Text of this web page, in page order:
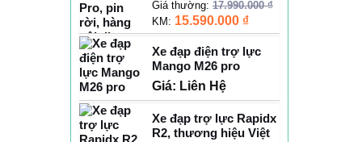
Giá thường: 17.990.000₫
KM: 15.590.000 ₫
Xe đạp điện trợ lực
Mango M26 pro
Giá: Liên Hệ
Xe đạp trợ lực Rapidx
R2, thương hiệu Việt